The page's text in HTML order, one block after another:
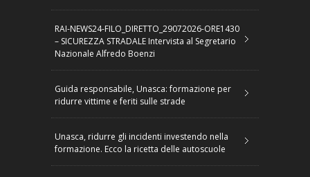
RAI-NEWS24-FILO_DIRETTO_29072026-ORE1430
– SICUREZZA STRADALE Intervista al Segretario
Nazionale Alfredo Boenzi
Guida responsabile, Unasca: formazione per
ridurre vittime e feriti sulle strade
Unasca, ridurre gli incidenti investendo nella
formazione. Ecco la ricetta delle autoscuole